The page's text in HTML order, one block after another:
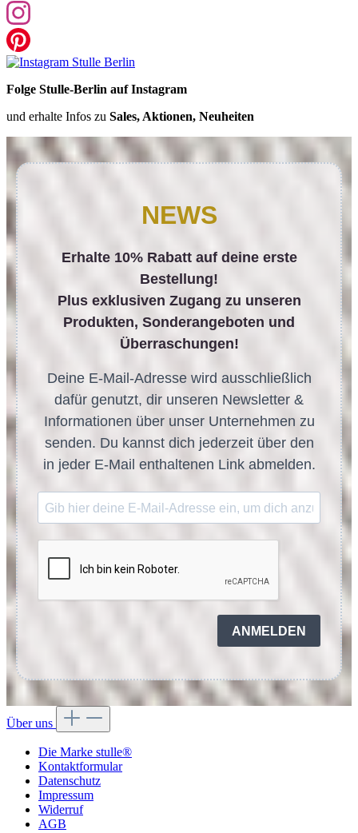
Folge Stulle-Berlin auf Instagram
und erhalte Infos zu Sales, Aktionen, Neuheiten
NEWS
Erhalte 10% Rabatt auf deine erste
Bestellung!
Plus exklusiven Zugang zu unseren
Produkten, Sonderangeboten und
Überraschungen!
Deine E-Mail-Adresse wird ausschließlich
dafür genutzt, dir unseren Newsletter &
Informationen über unser Unternehmen zu
senden. Du kannst dich jederzeit über den
in jeder E-Mail enthaltenen Link abmelden.
ANMELDEN
Über uns
Die Marke stulle®
Kontaktformular
Datenschutz
Impressum
Widerruf
AGB